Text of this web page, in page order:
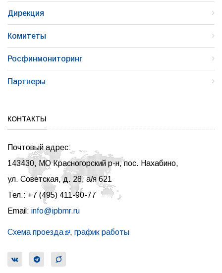
Дирекция
Комитеты
Росфинмониторинг
Партнеры
КОНТАКТЫ
Почтовый адрес:
143430, МО Красногорский р-н, пос. Нахабино,
ул. Советская, д. 28, а/я 621
Тел.: +7 (495) 411-90-77
Email: info@ipbmr.ru
Схема проезда , график работы